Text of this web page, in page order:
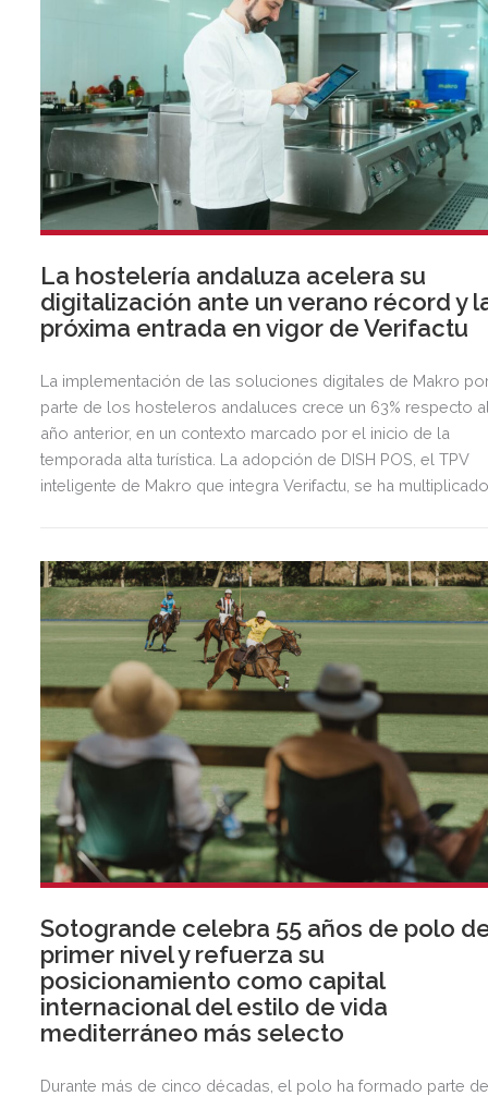
La hostelería andaluza acelera su
digitalización ante un verano récord y
próxima entrada en vigor de Verifactu
La implementación de las soluciones digitales de Makro
parte de los hosteleros andaluces crece un 63% respecto
año anterior, en un contexto marcado por el inicio de la
temporada alta turística. La adopción de DISH POS, el TPV
inteligente de Makro que integra Verifactu, se ha
Sotogrande celebra 55 años de polo
primer nivel y refuerza su
posicionamiento como capital
internacional del estilo de vida
mediterráneo más selecto
Durante más de cinco décadas, el polo ha formado parte